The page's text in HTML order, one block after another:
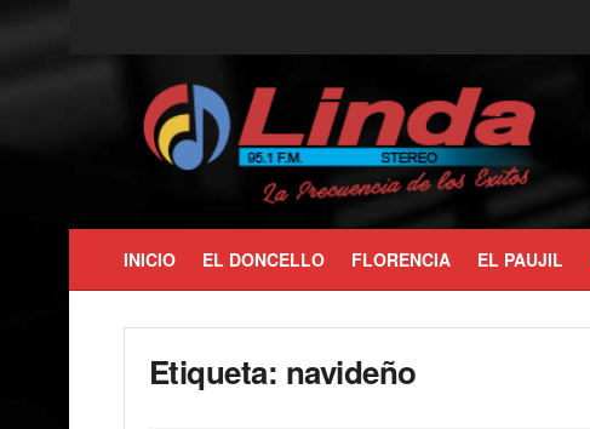
INICIO EL DONCELLO FLORENCIA EL PAUJIL
Etiqueta: navideño